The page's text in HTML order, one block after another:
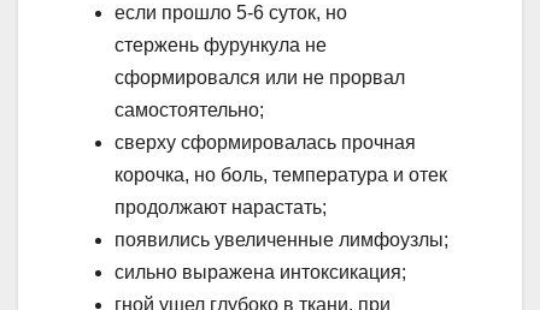
если прошло 5-6 суток, но
стержень фурункула не
сформировался или не прорвал
самостоятельно;
сверху сформировалась прочная
корочка, но боль, температура и отек
продолжают нарастать;
появились увеличенные лимфоузлы;
сильно выражена интоксикация;
гной ушел глубоко в ткани, при